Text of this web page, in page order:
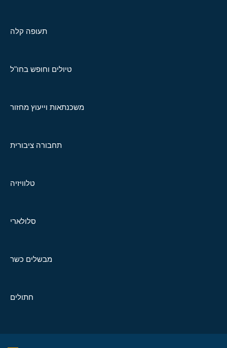
תעופה קלה
טיולים וחופש בחו"ל
משכנתאות וייעוץ מחזור
תחבורה ציבורית
טלוויזיה
סלולארי
מבשלים כשר
חתולים